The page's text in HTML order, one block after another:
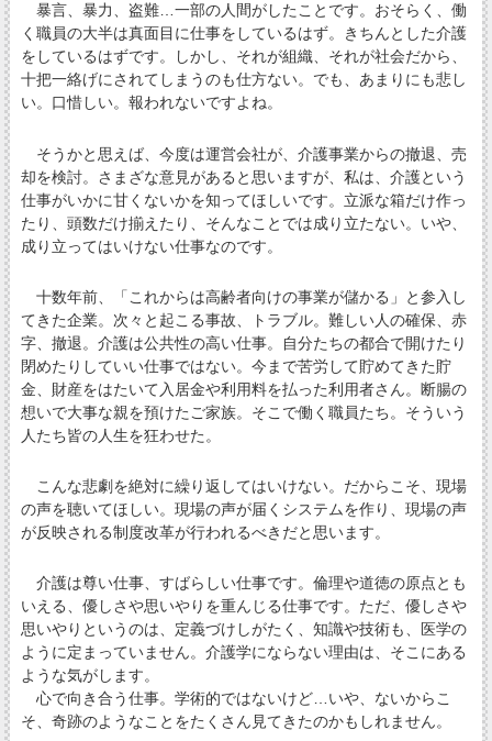
暴言、暴力、盗難…一部の人間がしたことです。おそらく、働
く職員の大半は真面目に仕事をしているはず。きちんとした介護
をしているはずです。しかし、それが組織、それが社会だから、
十把一絡げにされてしまうのも仕方ない。でも、あまりにも悲し
い。口惜しい。報われないですよね。
そうかと思えば、今度は運営会社が、介護事業からの撤退、売
却を検討。さまざな意見があると思いますが、私は、介護という
仕事がいかに甘くないかを知ってほしいです。立派な箱だけ作っ
たり、頭数だけ揃えたり、そんなことでは成り立たない。いや、
成り立ってはいけない仕事なのです。
十数年前、「これからは高齢者向けの事業が儲かる」と参入し
てきた企業。次々と起こる事故、トラブル。難しい人の確保、赤
字、撤退。介護は公共性の高い仕事。自分たちの都合で開けたり
閉めたりしていい仕事ではない。今まで苦労して貯めてきた貯
金、財産をはたいて入居金や利用料を払った利用者さん。断腸の
想いで大事な親を預けたご家族。そこで働く職員たち。そういう
人たち皆の人生を狂わせた。
こんな悲劇を絶対に繰り返してはいけない。だからこそ、現場
の声を聴いてほしい。現場の声が届くシステムを作り、現場の声
が反映される制度改革が行われるべきだと思います。
介護は尊い仕事、すばらしい仕事です。倫理や道徳の原点とも
いえる、優しさや思いやりを重んじる仕事です。ただ、優しさや
思いやりというのは、定義づけしがたく、知識や技術も、医学の
ように定まっていません。介護学にならない理由は、そこにある
ような気がします。
心で向き合う仕事。学術的ではないけど…いや、ないからこ
そ、奇跡のようなことをたくさん見てきたのかもしれません。